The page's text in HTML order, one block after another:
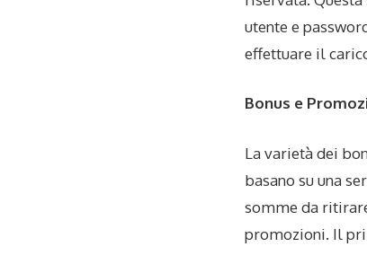
utente e
effettuare il
Bonus e
La varietà dei
basano su una
somme da
promozioni. Il